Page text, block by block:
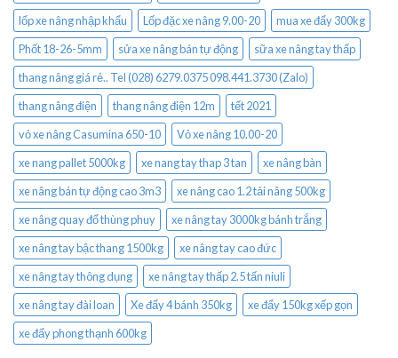
lốp xe nâng nhập khẩu
Lốp đặc xe nâng 9.00-20
mua xe đẩy 300kg
Phốt 18-26-5mm
sửa xe nâng bán tự động
sữa xe nâng tay thấp
thang nâng giá rẻ.. Tel (028) 6279.0375 098.441.3730 (Zalo)
thang nâng điện
thang nâng điện 12m
tết 2021
vỏ xe nâng Casumina 650-10
Vỏ xe nâng 10.00-20
xe nang pallet 5000kg
xe nang tay thap 3 tan
xe nâng bàn
xe nâng bán tự động cao 3m3
xe nâng cao 1.2 tải nâng 500kg
xe nâng quay đổ thùng phuy
xe nâng tay 3000kg bánh trắng
xe nâng tay bậc thang 1500kg
xe nâng tay cao đức
xe nâng tay thông dụng
xe nâng tay thấp 2.5 tấn niuli
xe nâng tay đài loan
Xe đẩy 4 bánh 350kg
xe đẩy 150kg xếp gọn
xe đẩy phong thạnh 600kg